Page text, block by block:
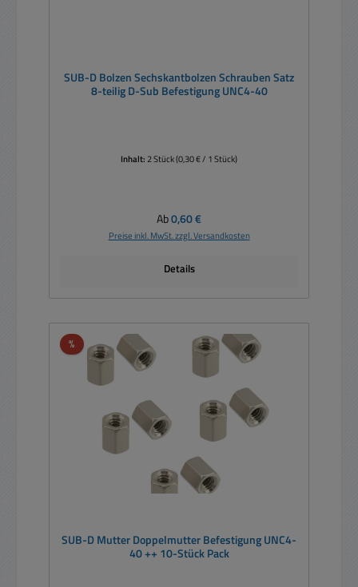
SUB-D Bolzen Sechskantbolzen Schrauben Satz
8-teilig D-Sub Befestigung UNC4-40
Inhalt:2 Stück(0,30 € / 1 Stück)
Regulärer Preis:
Ab0,60 €
Preise inkl. MwSt. zzgl. Versandkosten
Details
%Rabatt
SUB-D Mutter Doppelmutter Befestigung UNC4-
40 ++ 10-Stück Pack